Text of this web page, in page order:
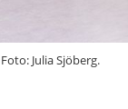
Julia Sjöberg.